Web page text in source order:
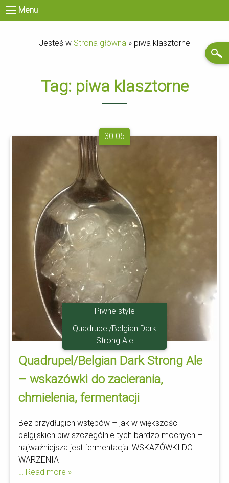
Menu
Jesteś w Strona główna » piwa klasztorne
Tag: piwa klasztorne
30.05
Piwne style
Quadrupel/Belgian Dark
Strong Ale
Quadrupel/Belgian Dark Strong Ale
– wskazówki do zacierania,
chmielenia, fermentacji
Bez przydługich wstępów – jak w większości
belgijskich piw szczególnie tych bardzo mocnych –
najważniejsza jest fermentacja! WSKAZÓWKI DO
WARZENIA
… Read more »